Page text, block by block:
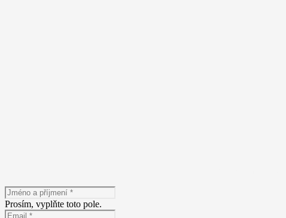
Prosím, vyplňte toto pole.